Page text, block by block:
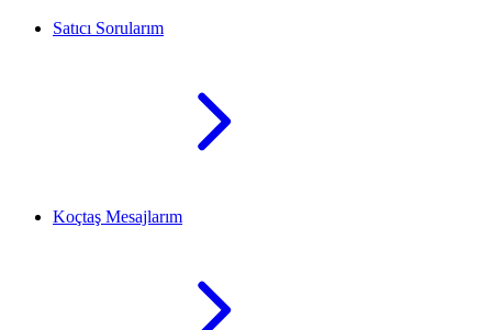
Satıcı Sorularım
Koçtaş Mesajlarım